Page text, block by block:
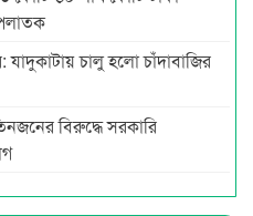
পলাতক
যাদুকাটায় চালু হলো চাঁদাবাজির
বিরুদ্ধে সরকারি